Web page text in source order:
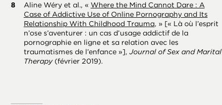
Aline Wéry et al., « Where the Mind Cannot Dare : A
Case of Addictive Use of Online Pornography and Its
Relationship With Childhood Trauma, » [« Là où l’esprit
n’ose s’aventurer : un cas d’usage addictif de la
pornographie en ligne et sa relation avec les
traumatismes de l’enfance »], Journal of Sex and Marital
Therapy(février 2019).